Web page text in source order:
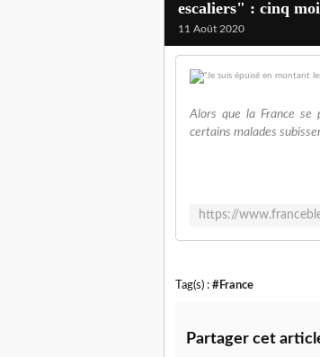
escaliers" : cinq
11 Août 2020
Alors que la France se
certains malades
Tag(s) : #France
Partager cet